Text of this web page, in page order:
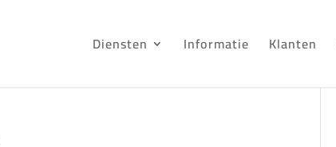
Diensten Informatie Klanten